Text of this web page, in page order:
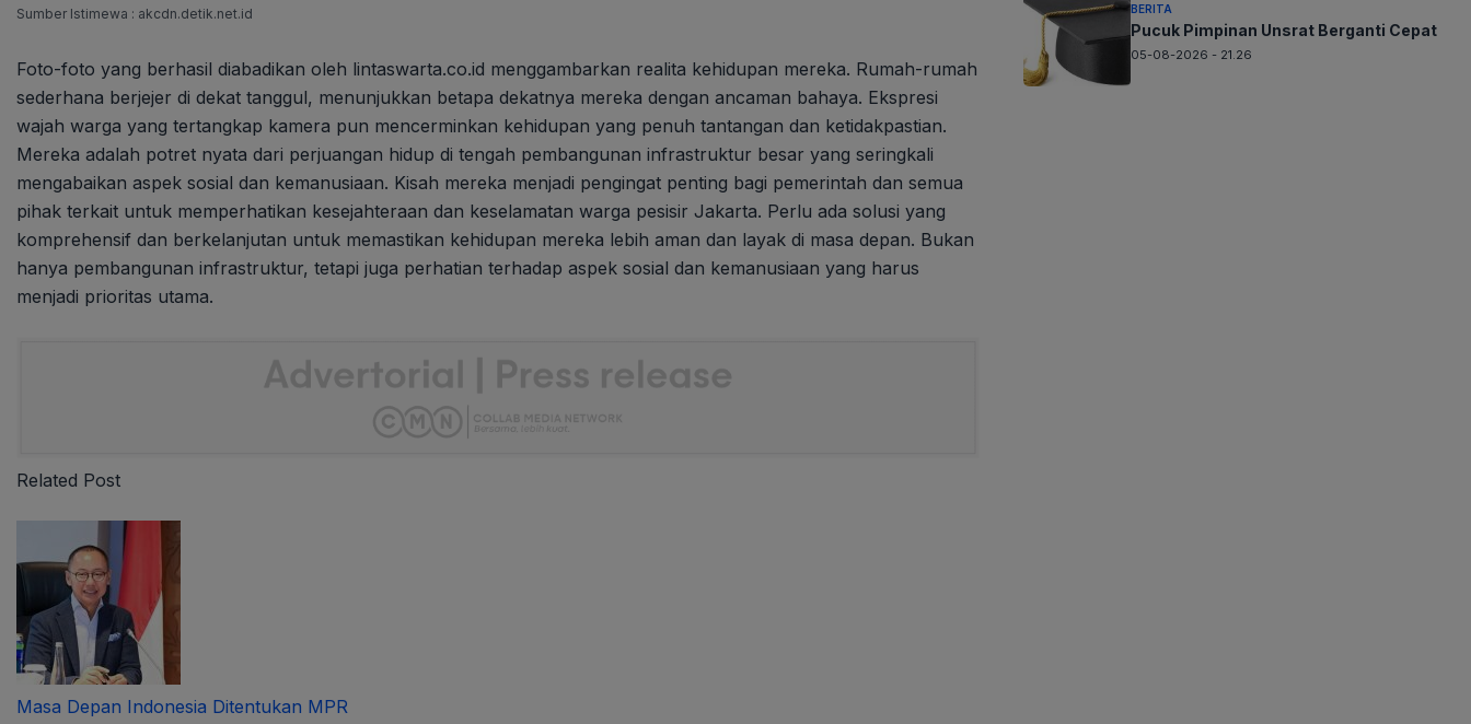
Sumber Istimewa : akcdn.detik.net.id
Foto-foto yang berhasil diabadikan oleh lintaswarta.co.id menggambarkan realita kehidupan mereka. Rumah-rumah
sederhana berjejer di dekat tanggul, menunjukkan betapa dekatnya mereka dengan ancaman bahaya. Ekspresi
wajah warga yang tertangkap kamera pun mencerminkan kehidupan yang penuh tantangan dan ketidakpastian.
Mereka adalah potret nyata dari perjuangan hidup di tengah pembangunan infrastruktur besar yang seringkali
mengabaikan aspek sosial dan kemanusiaan. Kisah mereka menjadi pengingat penting bagi pemerintah dan semua
pihak terkait untuk memperhatikan kesejahteraan dan keselamatan warga pesisir Jakarta. Perlu ada solusi yang
komprehensif dan berkelanjutan untuk memastikan kehidupan mereka lebih aman dan layak di masa depan. Bukan
hanya pembangunan infrastruktur, tetapi juga perhatian terhadap aspek sosial dan kemanusiaan yang harus
menjadi prioritas utama.
Related Post
Masa Depan Indonesia Ditentukan MPR
BERITA
Pucuk Pimpinan Unsrat Berganti Cepat
05-08-2026 - 21.26